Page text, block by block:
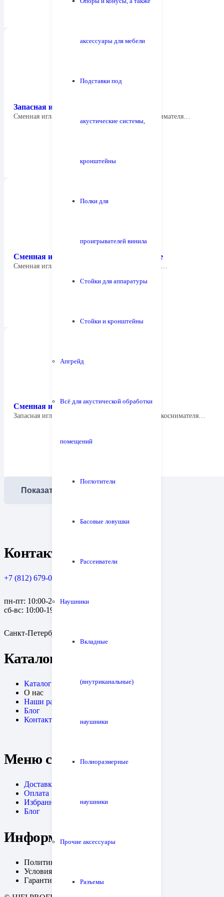
аксессуары для мебели
Подставки под
акустические системы,
кронштейны
Полки для
проигрывателей винила
Стойки для аппаратуры
Стойки и кронштейны
Апгрейд
Всё для акустической обработки
помещений
Поглотители
Басовые ловушки
Рассеиватели
Наушники
Вкладные
(внутриканальные)
наушники
Полноразмерные
наушники
Прочие аксессуары
Разъемы
Запасная игла Tonar 1812 Stylus Banana
Cменная игла для ди-джейской головки звукоснимателя…
Сменная игла Tonar 1953 Stylus Diabolic e
Сменная игла для звукоснимателя Tonar Diabolic…
Сменная игла Tonar 1811 Stylus Baktrak
Запасная игла для ди-джейской ММ-головки звукоснимателя…
Показать еще
Контакты
+7 (812) 679-08-79
пн-пт: 10:00-20:00
сб-вс: 10:00-19:00
Санкт-Петербург, пр. Медиков, 10к1
Каталог
Каталог
О нас
Наши работы
Блог
Контакты
Меню сайта
Доставка
Оплата
Избранное
Блог
Информация
Политика конфиденциальности
Условия возрата
Гарантия